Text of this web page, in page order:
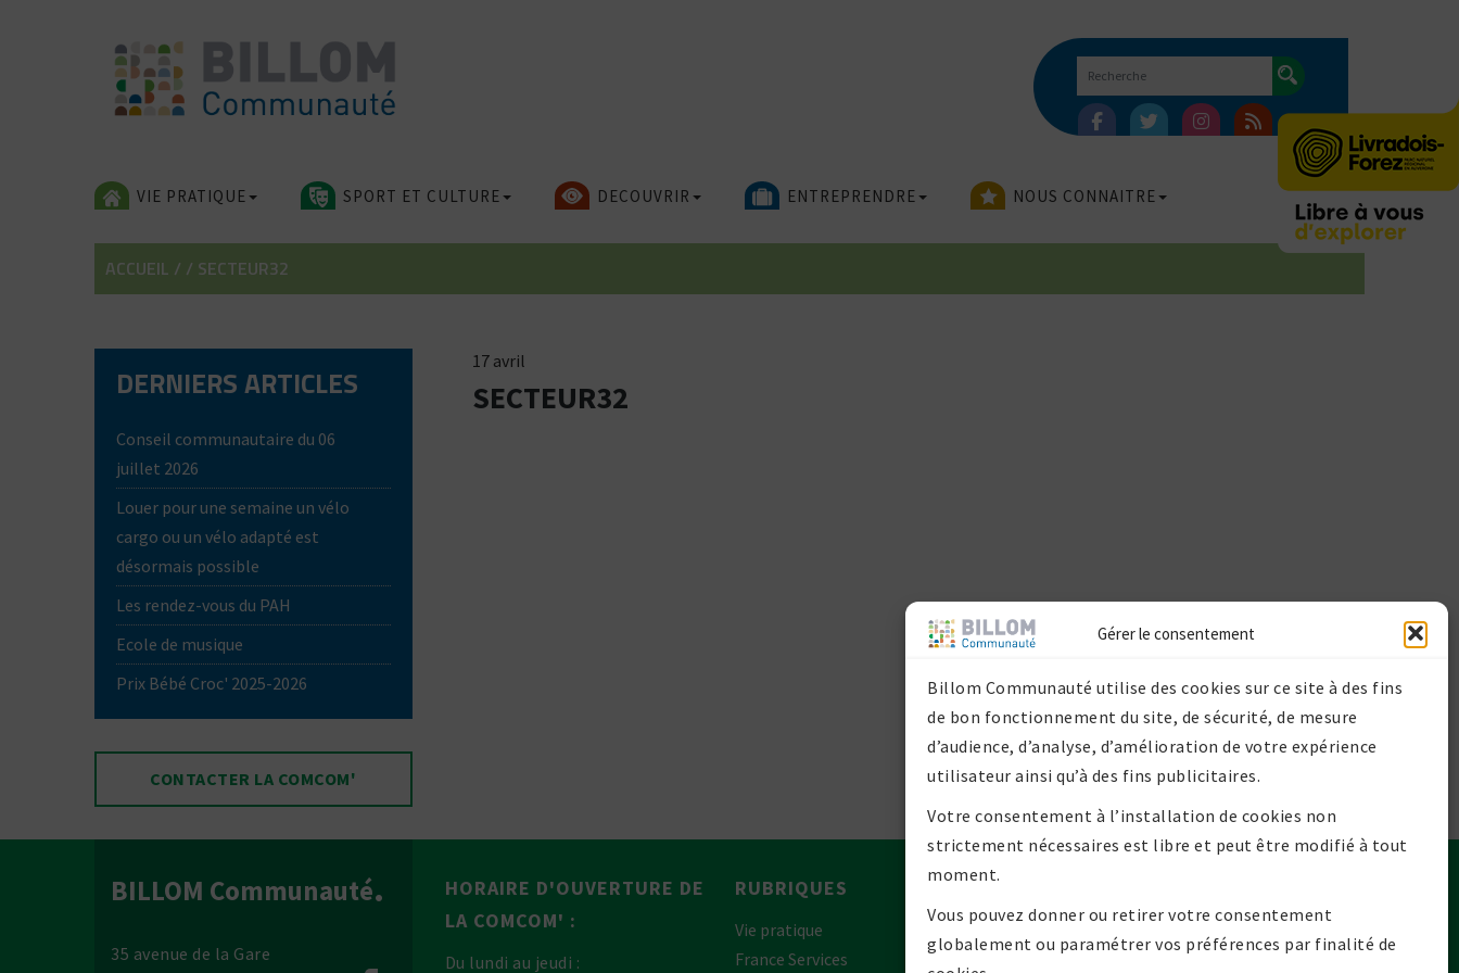
Gérer le consentement
Billom Communauté utilise des cookies sur ce site à des fins
de bon fonctionnement du site, de sécurité, de mesure
d’audience, d’analyse, d’amélioration de votre expérience
utilisateur ainsi qu’à des fins publicitaires.
Votre consentement à l’installation de cookies non
strictement nécessaires est libre et peut être modifié à tout
moment.
Vous pouvez donner ou retirer votre consentement
globalement ou paramétrer vos préférences par finalité de
VIE PRATIQUE SPORT ET CULTURE DECOUVRIR ENTREPRENDRE NOUS CONNAITRE
ACCUEIL / / SECTEUR32
DERNIERS ARTICLES
Conseil communautaire du 06
juillet 2026
Louer pour une semaine un vélo
cargo ou un vélo adapté est
désormais possible
Les rendez-vous du PAH
Ecole de musique
Prix Bébé Croc' 2025-2026
CONTACTER LA COMCOM'
17 avril
SECTEUR32
BILLOM Communauté
35 avenue de la Gare
HORAIRE D'OUVERTURE DE
LA COMCOM' :
Du lundi au jeudi :
RUBRIQUES
Vie pratique
France Services
Contact
Plan de site
Mentions légales